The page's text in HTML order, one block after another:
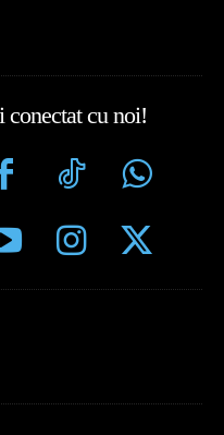
conectat cu noi!